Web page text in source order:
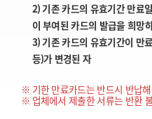
2) 기존 카드의 유효기간 만료
이 부여된 카드의 발급을 희망
3) 기존 카드의 유효기간이 만
등)가 변경된 자
기한 만료카드는 반드시 반납
업체에서 제출한 서류는 반환